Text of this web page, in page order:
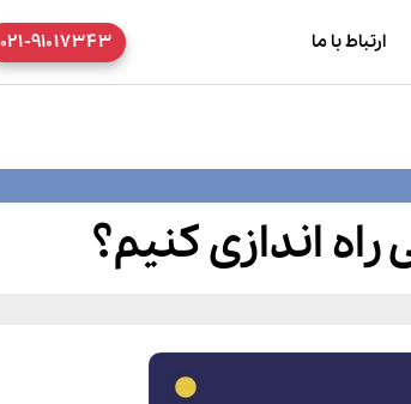
ارتباط با ما ۰۲۱-۹۱۰۱۷۳۴۳
اندازی کنیم؟